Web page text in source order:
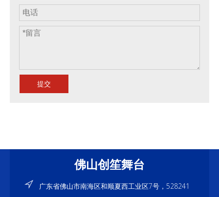
提交
佛山创笙舞台
广东省佛山市南海区和顺夏西工业区7号，528241